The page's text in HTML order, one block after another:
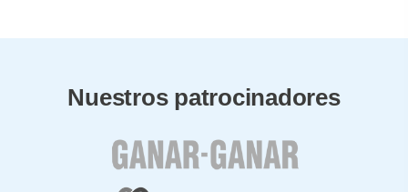
Nuestros patrocinadores